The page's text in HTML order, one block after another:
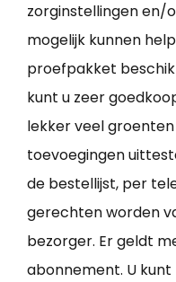
zorginstellingen en/
mogelijk kunnen
proefpakket
kunt u zeer
lekker veel
toevoegingen
de bestellijst, per
gerechten worden
bezorger. Er geldt
abonnement. U